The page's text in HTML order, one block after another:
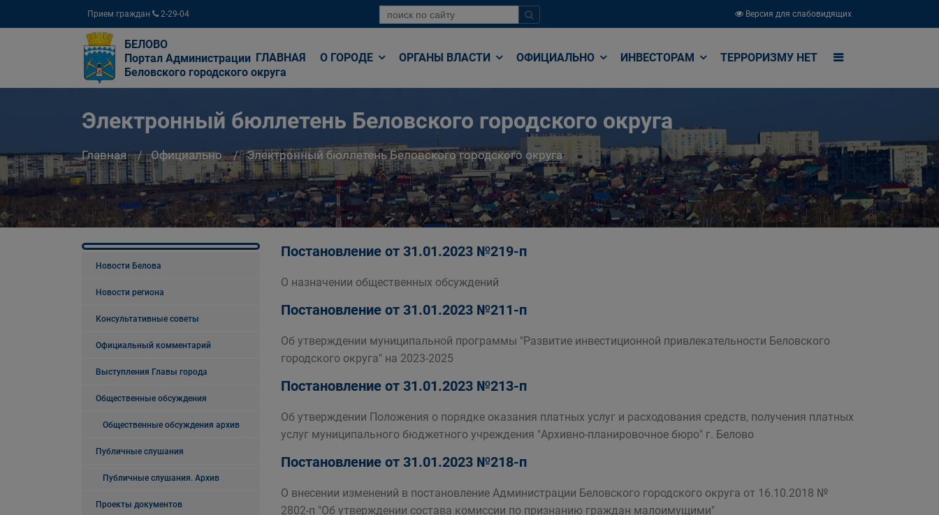
Прием граждан 2-29-04 Версия для слабовидящих
БЕЛОВО
Портал Администрации
Беловского городского округа
ГЛАВНАЯ О ГОРОДЕ ОРГАНЫ ВЛАСТИ ОФИЦИАЛЬНО ИНВЕСТОРАМ ТЕРРОРИЗМУ НЕТ
Электронный бюллетень Беловского городского округа
Главная Официально Электронный бюллетень Беловского городского округа
Новости Белова
Новости региона
Консультативные советы
Официальный комментарий
Выступления Главы города
Общественные обсуждения
Общественные обсуждения архив
Публичные слушания
Публичные слушания. Архив
Проекты документов
Постановление от 31.01.2023 №219-п
О назначении общественных обсуждений
Постановление от 31.01.2023 №211-п
Об утверждении муниципальной программы "Развитие инвестиционной привлекательности Беловского
городского округа" на 2023-2025
Постановление от 31.01.2023 №213-п
Об утверждении Положения о порядке оказания платных услуг и расходования средств, получения платных
услуг муниципального бюджетного учреждения "Архивно-планировочное бюро" г. Белово
Постановление от 31.01.2023 №218-п
О внесении изменений в постановление Администрации Беловского городского округа от 16.10.2018 №
2802-п "Об утверждении состава комиссии по признанию граждан малоимущими"